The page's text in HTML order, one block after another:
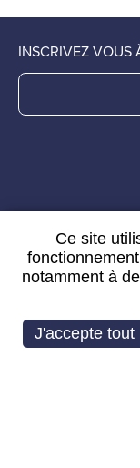
Ce site
notamment à
J'accepte tout
INSCRIVEZ VOUS